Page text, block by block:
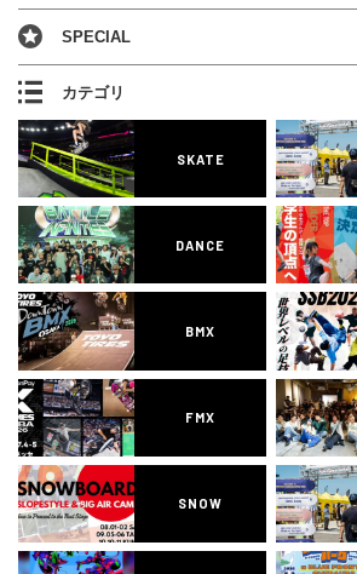
SPECIAL
カテゴリ
SKATE
DANCE
BMX
FMX
SNOW